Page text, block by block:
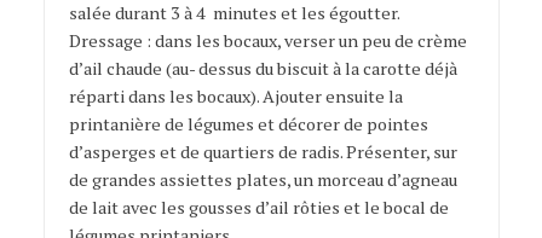
salée durant 3 à 4 minutes et les égoutter.
Dressage : dans les bocaux, verser un peu de crème
d’ail chaude (au- dessus du biscuit à la carotte déjà
réparti dans les bocaux). Ajouter ensuite la
printanière de légumes et décorer de pointes
d’asperges et de quartiers de radis. Présenter, sur
de grandes assiettes plates, un morceau d’agneau
de lait avec les gousses d’ail rôties et le bocal de